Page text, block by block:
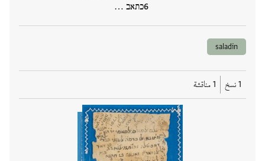
כתאב …
saladin
1 نسخ 1 مناقشة